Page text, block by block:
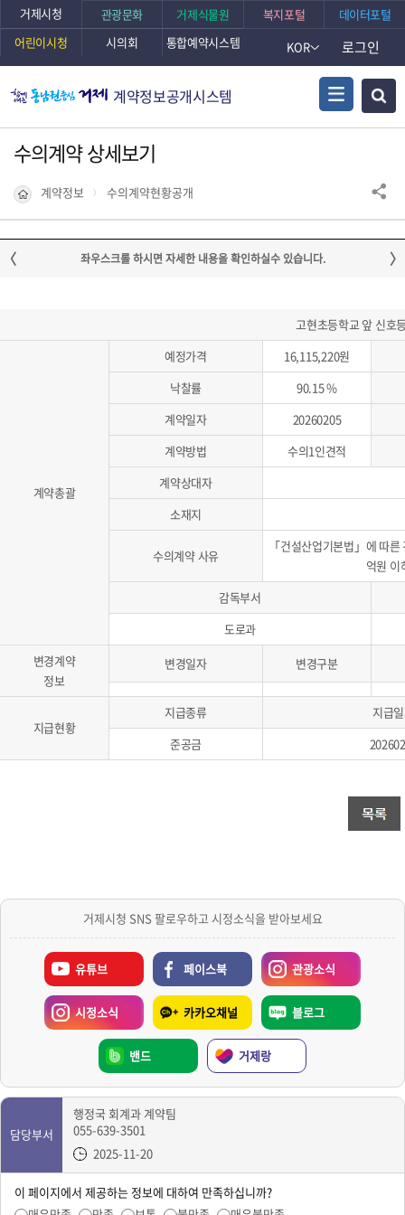
거제시청 관광문화 거제식물원 복지포털
데이터포털
어린이시청
시의회 통합예약시스템 KOR 로그인
계약정보공개시스템
수의계약 상세보기
계약정보 수의계약현황공개
고현초등학교 앞 신호
계약총괄
예정가격
16,115,220원
낙찰률
90.15 %
계약일자
20260205
계약방법
수의1인견적
계약상대자
소재지
수의계약 사유
「건설산업기본법」에 따
억원 이
감독부서
도로과
변경계약
정보
변경일자 변경구분
지급현황
지급종류
지급
준공금
거제시청 SNS 팔로우하고 시정소식을 받아보세요
유튜브 페이스북 관광소식
시정소식 카카오채널 블로그
밴드 거제랑
담당부서
행정국 회계과 계약팀
055-639-3501
2025-11-20
이 페이지에서 제공하는 정보에 대하여 만족하십니까?